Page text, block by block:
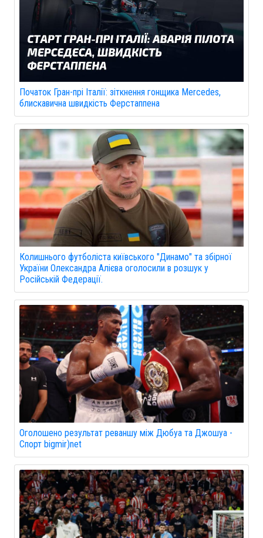
Початок Гран-прі Італії: зіткнення гонщика Mercedes,
блискавична швидкість Ферстаппена
Колишнього футболіста київського "Динамо" та збірної
України Олександра Алієва оголосили в розшук у
Російській Федерації.
Оголошено результат реваншу між Дюбуа та Джошуа -
Спорт bigmir)net